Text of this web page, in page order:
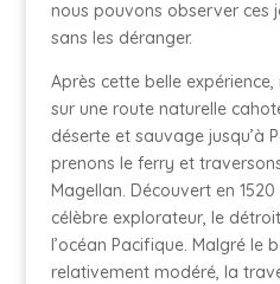
nous pouvons observer ces
sans les déranger.
Après cette belle
sur une route naturelle
déserte et sauvage jusqu’à
prenons le ferry et
Magellan. Découvert en
célèbre explorateur, le
l’océan Pacifique. Malgré le
relativement modéré, la